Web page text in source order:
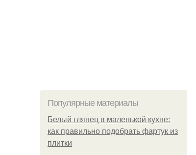
Популярные материалы
Белый глянец в маленькой кухне:
как правильно подобрать фартук из
плитки